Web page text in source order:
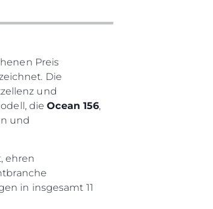
Preis
Die
und
dieOcean 156,
und
ehren
in insgesamt 11